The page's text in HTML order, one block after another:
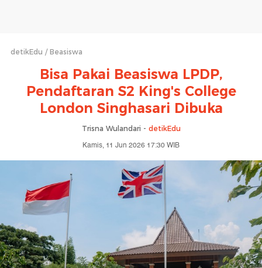
detikEdu Beasiswa
Bisa Pakai Beasiswa LPDP,
Pendaftaran S2 King's College
London Singhasari Dibuka
Trisna Wulandari - detikEdu
Kamis, 11 Jun 2026 17:30 WIB